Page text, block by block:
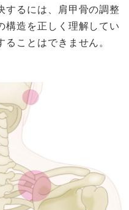
するには、肩甲骨の調整
構造を正しく理解してい
ことはできません。